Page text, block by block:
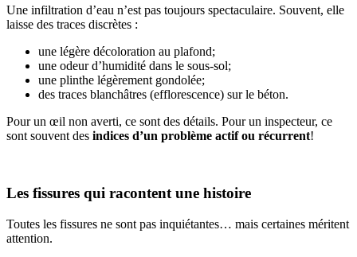
Une infiltration d’eau n’est pas toujours spectaculaire. Souvent, elle
laisse des traces discrètes :
une légère décoloration au plafond;
une odeur d’humidité dans le sous-sol;
une plinthe légèrement gondolée;
des traces blanchâtres (efflorescence) sur le béton.
Pour un œil non averti, ce sont des détails. Pour un inspecteur, ce
sont souvent des indices d’un problème actif ou récurrent!
Les fissures qui racontent une histoire
Toutes les fissures ne sont pas inquiétantes… mais certaines méritent
attention.